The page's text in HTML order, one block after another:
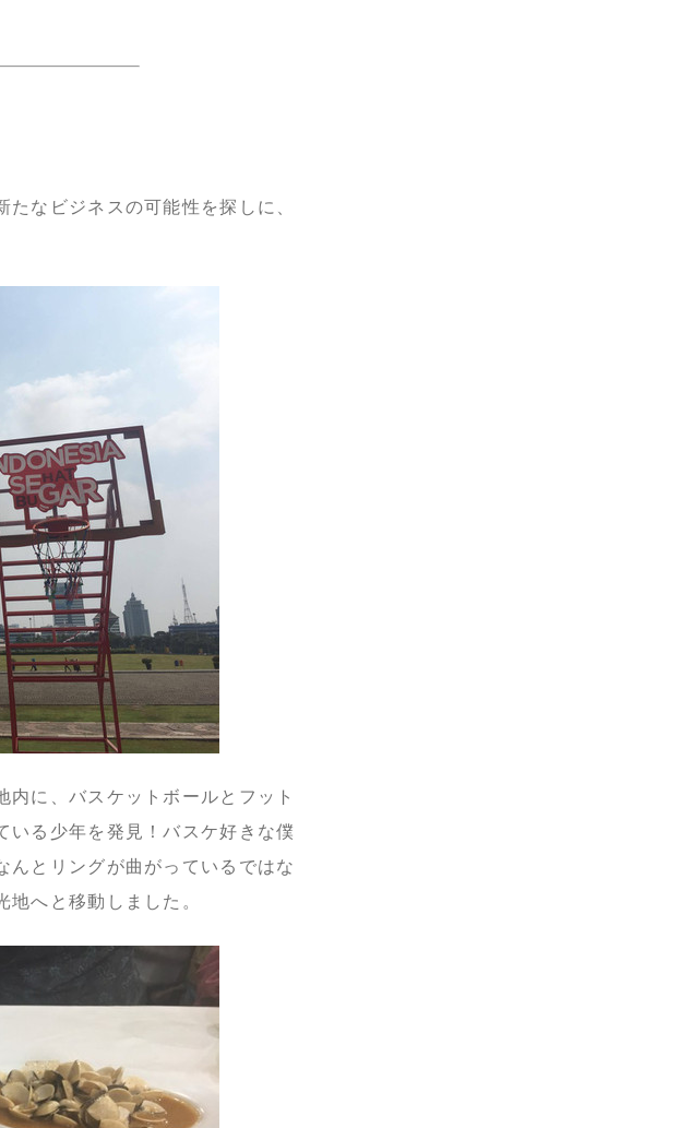
なビジネスの可能性を探しに、
に、バスケットボールとフット
いる少年を発見！バスケ好きな僕
んとリングが曲がっているではな
へと移動しました。